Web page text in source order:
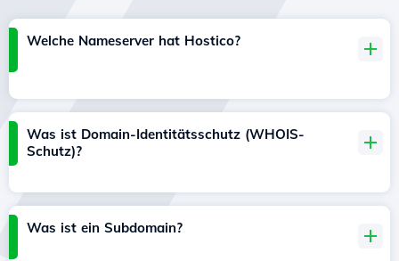
Welche Nameserver hat Hostico?
Was ist Domain-Identitätsschutz (WHOIS-
Schutz)?
Was ist ein Subdomain?